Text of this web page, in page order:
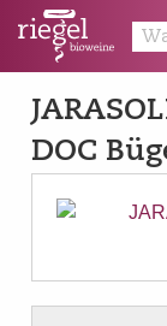
DOC